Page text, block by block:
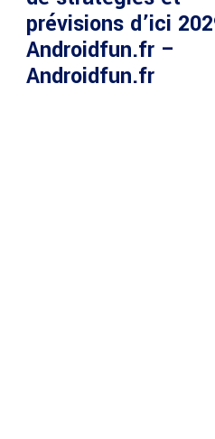
prévisions d’ici
Androidfun.fr –
Androidfun.fr